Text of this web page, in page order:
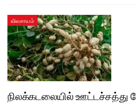
விவசாயம்
நிலக்கடலையில்